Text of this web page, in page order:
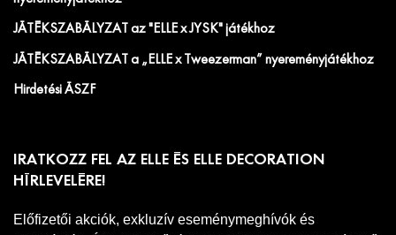
JÁTÉKSZABÁLYZAT az "ELLE x JYSK" játékhoz
JÁTÉKSZABÁLYZAT a „ELLE x Tweezerman” nyereményjátékhoz
Hirdetési ÁSZF
IRATKOZZ FEL AZ ELLE ÉS ELLE DECORATION
HÍRLEVELÉRE!
Előfizetői akciók, exkluzív eseménymeghívók és